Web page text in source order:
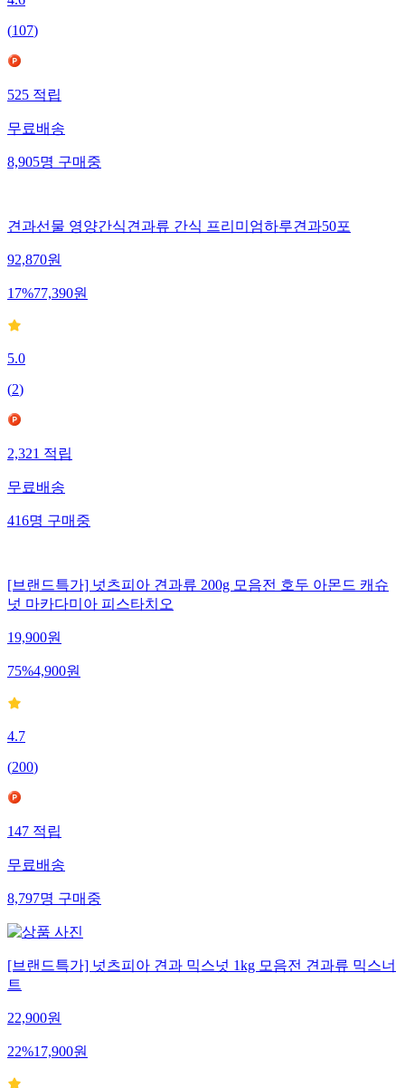
(107)
525적립
무료배송
8,905명구매중
견과선물 영양간식견과류 간식 프리미엄하루견과50포
92,870원
17%77,390원
5.0
(2)
2,321적립
무료배송
416명구매중
[브랜드특가] 넛츠피아 견과류 200g 모음전 호두 아몬드 캐슈
넛 마카다미아 피스타치오
19,900원
75%4,900원
4.7
(200)
147적립
무료배송
8,797명구매중
[브랜드특가] 넛츠피아 견과 믹스넛 1kg 모음전 견과류 믹스너
트
22,900원
22%17,900원